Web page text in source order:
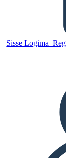
Sisse Logima
LUUA
ESITA
LOE